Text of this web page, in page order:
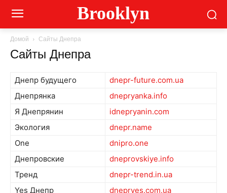
Brooklyn
Домой Сайты Днепра
Сайты Днепра
Днепр будущего
dnepr-future.com.ua
Днепрянка
dnepryanka.info
Я Днепрянин
idnepryanin.com
Экология
dnepr.name
One
dnipro.one
Днепровские
dneprovskiye.info
Тренд
dnepr-trend.in.ua
Yes Днепр
dnepryes.com.ua